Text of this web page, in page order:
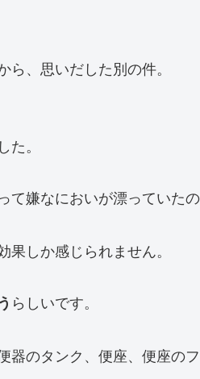
、思いだした別の件。
。
て嫌なにおいが漂っていたの
しか感じられません。
らしいです。
のタンク、便座、便座のフ